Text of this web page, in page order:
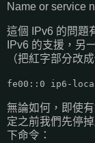
Name or service
這個 IPv6 的問題
IPv6 的支援，另
（把紅字部分改
fe00::0 ip6-
無論如何，即使
定之前我們先停
下命令：